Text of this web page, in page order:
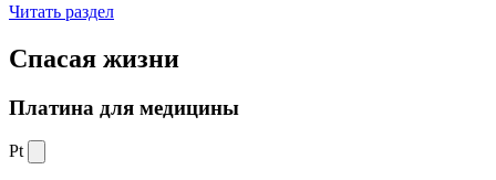
Читать раздел
Спасая жизни
Платина для медицины
Pt